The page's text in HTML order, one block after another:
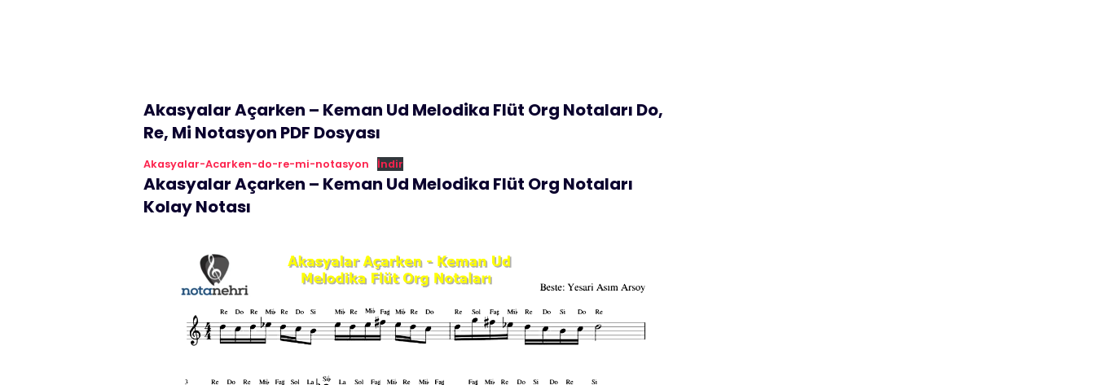
Akasyalar Açarken – Keman Ud Melodika Flüt Org Notaları Do,
Re, Mi Notasyon PDF Dosyası
Akasyalar-Acarken-do-re-mi-notasyon İndir
Akasyalar Açarken – Keman Ud Melodika Flüt Org Notaları
Kolay Notası